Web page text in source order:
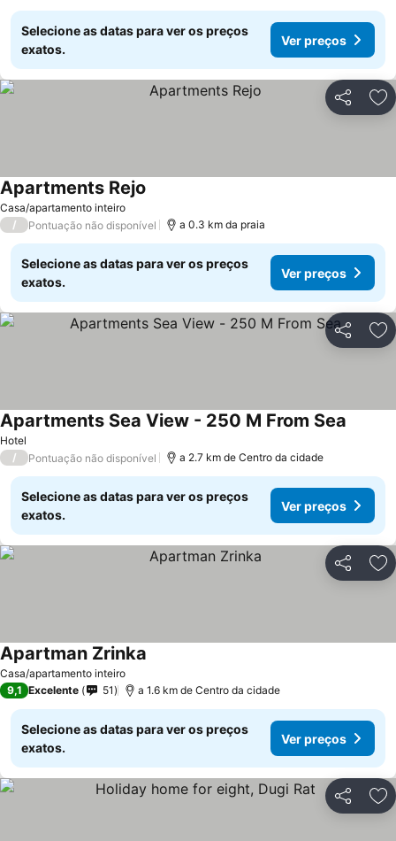
Selecione as datas para ver os preços
exatos.
Ver preços
Partilhar
Casa/apartamento inteiro
Apartments Rejo
/ Pontuação não disponível a 0.3 km da praia
Selecione as datas para ver os preços
exatos.
Ver preços
Partilhar
Hotel
Apartments Sea View - 250 M From Sea
/ Pontuação não disponível a 2.7 km de Centro da cidade
Selecione as datas para ver os preços
exatos.
Ver preços
Partilhar
Casa/apartamento inteiro
Apartman Zrinka
9,1 Excelente 51 a 1.6 km de Centro da cidade
Selecione as datas para ver os preços
exatos.
Ver preços
Partilhar